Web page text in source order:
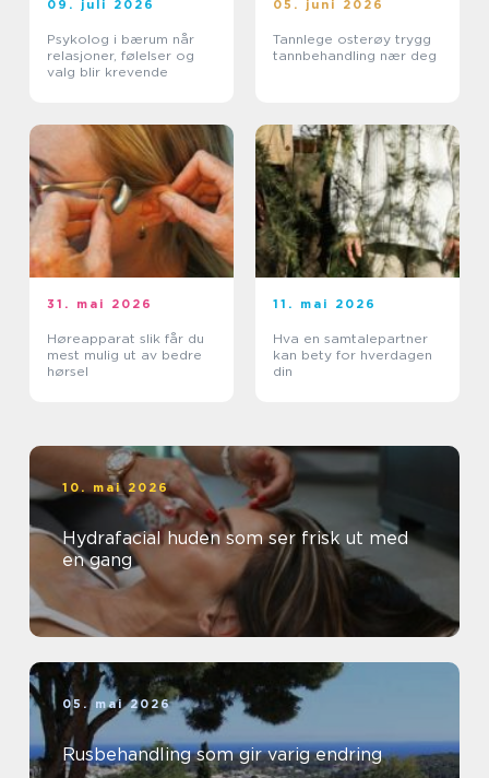
09. juli 2026
Psykolog i bærum når
relasjoner, følelser og
valg blir krevende
05. juni 2026
Tannlege osterøy trygg
tannbehandling nær deg
31. mai 2026
Høreapparat slik får du
mest mulig ut av bedre
hørsel
11. mai 2026
Hva en samtalepartner
kan bety for hverdagen
din
10. mai 2026
Hydrafacial huden som ser frisk ut med
en gang
05. mai 2026
Rusbehandling som gir varig endring